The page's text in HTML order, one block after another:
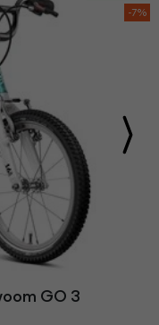
-7%
GO 3